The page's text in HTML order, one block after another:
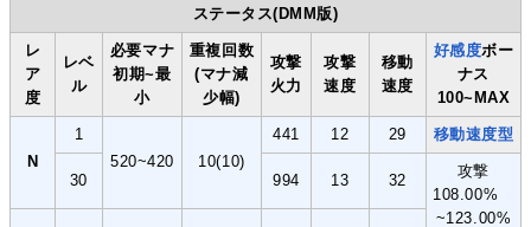
ステータス(DMM版)
レ
ア
度
レベ
ル
必要マナ
初期~最
小
重複回数
(マナ減
少幅)
攻撃
火力
攻撃
速度
移動
速度
好感度ボー
ナス
100~MAX
N
1
520~420
10(10)
441 12 29 移動速度型
30 994 13 32
攻撃
108.00%
~123.00%